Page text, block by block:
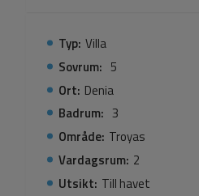
Typ: Villa
Sovrum: 5
Ort: Denia
Badrum: 3
Område: Troyas
Vardagsrum: 2
Utsikt: Till havet